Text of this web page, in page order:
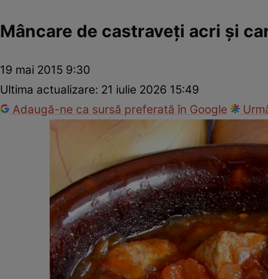
Mâncare de castraveţi acri şi
19 mai 2015 9:30
Ultima actualizare: 21 iulie 2026 15:49
Adaugă-ne ca sursă preferată în Google